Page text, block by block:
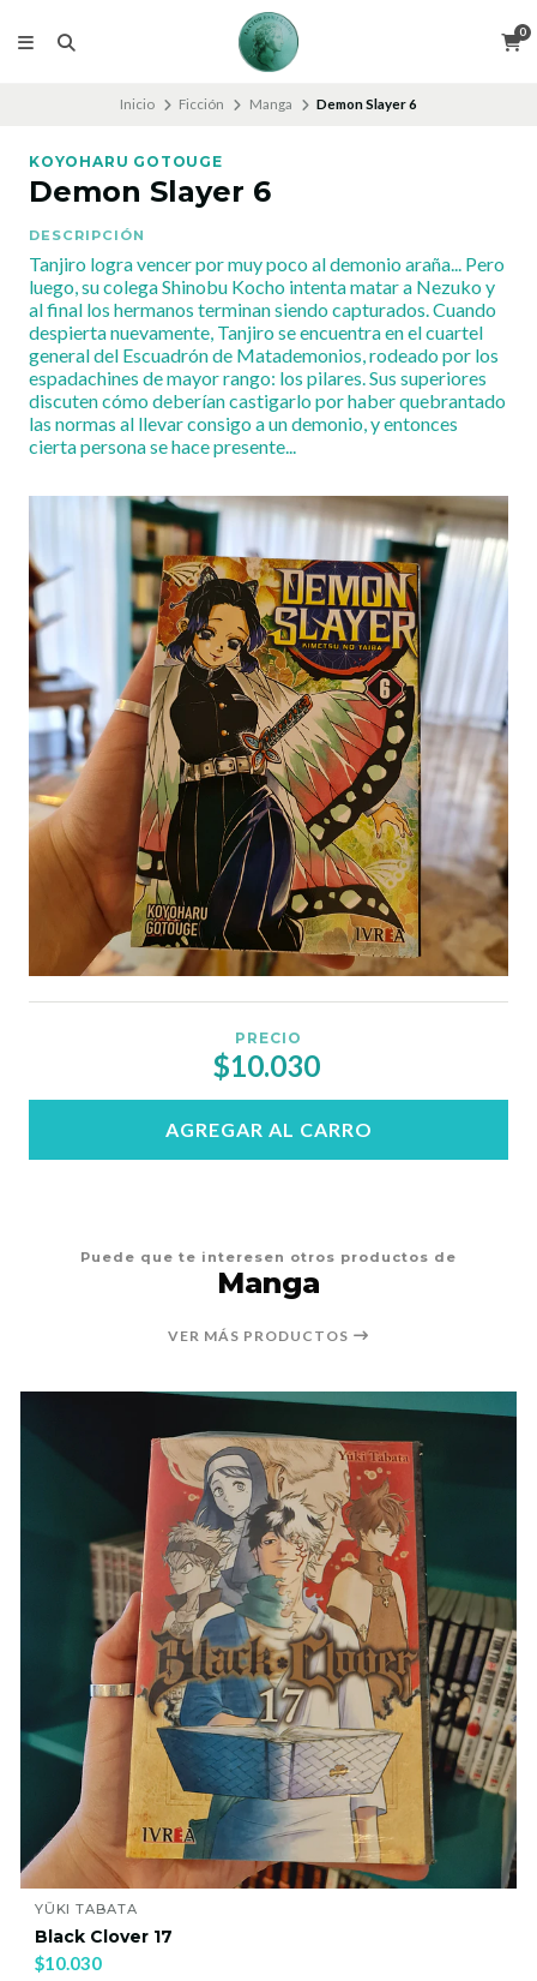
0
Inicio Ficción Manga Demon Slayer 6
KOYOHARU GOTOUGE
Demon Slayer 6
DESCRIPCIÓN
Tanjiro logra vencer por muy poco al demonio araña... Pero
luego, su colega Shinobu Kocho intenta matar a Nezuko y
al final los hermanos terminan siendo capturados. Cuando
despierta nuevamente, Tanjiro se encuentra en el cuartel
general del Escuadrón de Matademonios, rodeado por los
espadachines de mayor rango: los pilares. Sus superiores
discuten cómo deberían castigarlo por haber quebrantado
las normas al llevar consigo a un demonio, y entonces
cierta persona se hace presente...
PRECIO
$10.030
AGREGAR AL CARRO
Puede que te interesen otros productos de
Manga
VER MÁS PRODUCTOS
YŪKI TABATA
Black Clover 17
$10.030